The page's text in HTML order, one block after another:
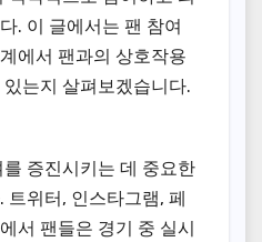
. 이 글에서는 팬 참여
에서 팬과의 상호작용
는지 살펴보겠습니다.
증진시키는 데 중요한
위터, 인스타그램, 페
서 팬들은 경기 중 실시